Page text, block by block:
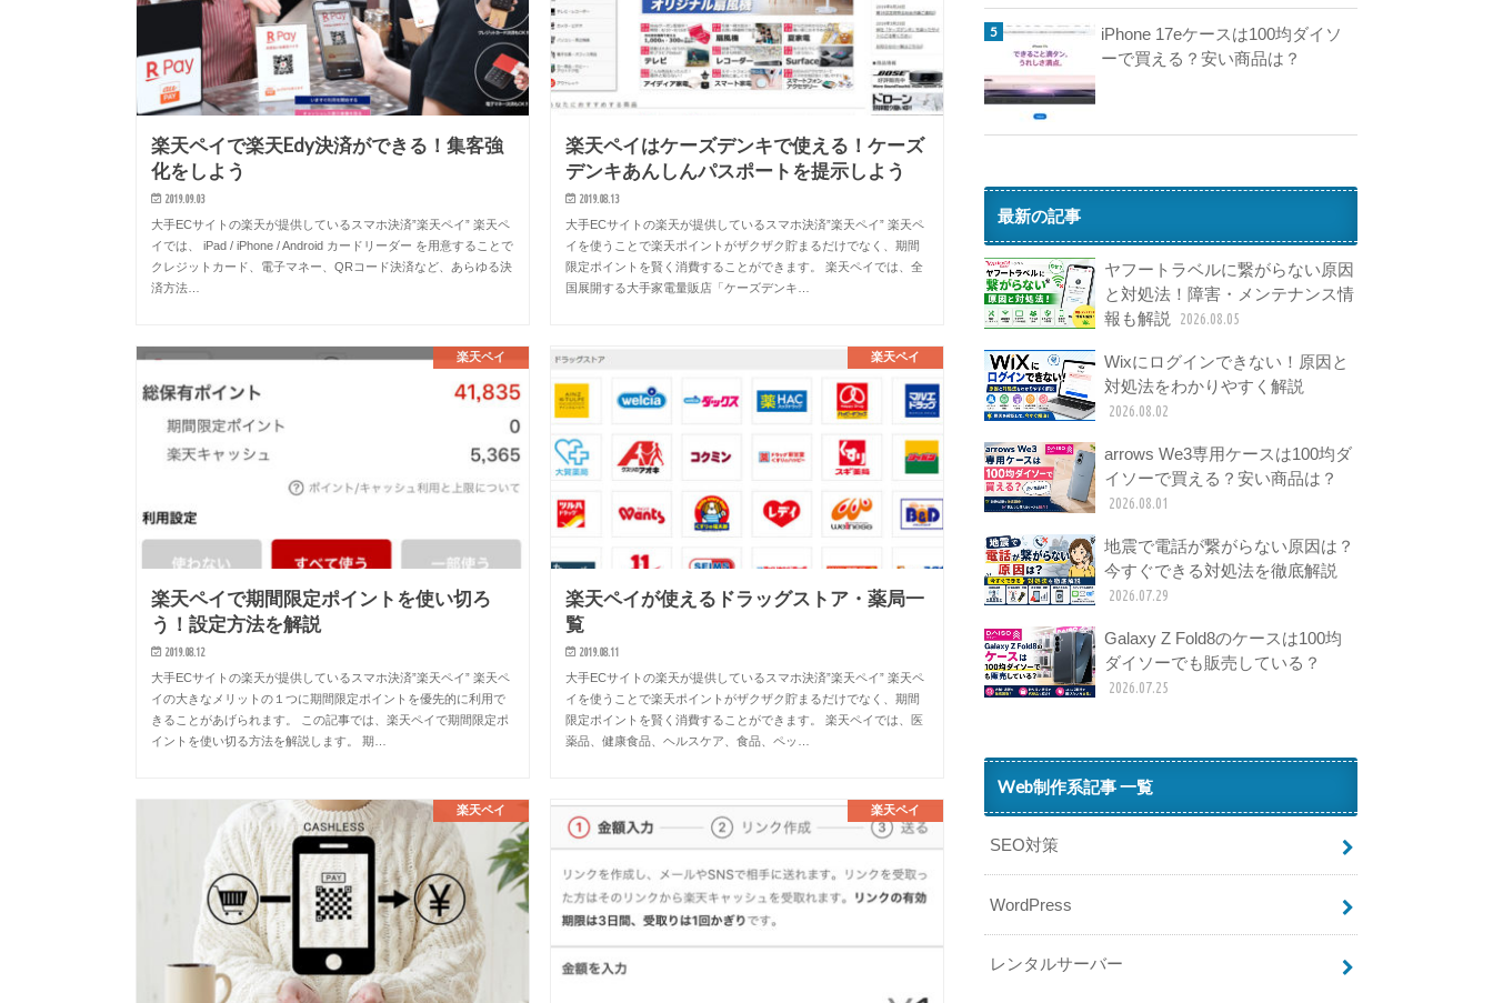
楽天ペイで楽天Edy決済ができる！集客強
化をしよう
2019.09.03
大手ECサイトの楽天が提供しているスマホ決済”楽天ペイ” 楽天ペ
イでは、 iPad / iPhone / Android カードリーダー を用意することで
クレジットカード、電子マネー、QRコード決済など、あらゆる決
済方法…
楽天ペイはケーズデンキで使える！ケーズ
デンキあんしんパスポートを提示しよう
2019.08.13
大手ECサイトの楽天が提供しているスマホ決済”楽天ペイ” 楽天ペ
イを使うことで楽天ポイントがザクザク貯まるだけでなく、期間
限定ポイントを賢く消費することができます。 楽天ペイでは、全
国展開する大手家電量販店「ケーズデンキ…
楽天ペイ
楽天ペイで期間限定ポイントを使い切ろ
う！設定方法を解説
2019.08.12
大手ECサイトの楽天が提供しているスマホ決済”楽天ペイ” 楽天ペ
イの大きなメリットの１つに期間限定ポイントを優先的に利用で
きることがあげられます。 この記事では、楽天ペイで期間限定ポ
イントを使い切る方法を解説します。 期…
楽天ペイ
楽天ペイが使えるドラッグストア・薬局一
覧
2019.08.11
大手ECサイトの楽天が提供しているスマホ決済”楽天ペイ” 楽天ペ
イを使うことで楽天ポイントがザクザク貯まるだけでなく、期間
限定ポイントを賢く消費することができます。 楽天ペイでは、医
薬品、健康食品、ヘルスケア、食品、ペッ…
楽天ペイ 楽天ペイ
iPhone 17eケースは100均ダイソ
ーで買える？安い商品は？
最新の記事
ヤフートラベルに繋がらない原因
と対処法！障害・メンテナンス情
報も解説
2026.08.05
Wixにログインできない！原因と
対処法をわかりやすく解説
2026.08.02
arrows We3専用ケースは100均ダ
イソーで買える？安い商品は？
2026.08.01
地震で電話が繋がらない原因は？
今すぐできる対処法を徹底解説
2026.07.29
Galaxy Z Fold8のケースは100均
ダイソーでも販売している？
2026.07.25
Web制作系記事 一覧
SEO対策
WordPress
レンタルサーバー